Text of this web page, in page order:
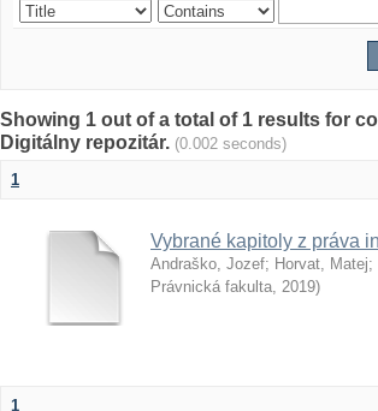
Showing 1 out of a total of 1 results for
Digitálny repozitár. (0.002 seconds)
1
Vybrané kapitoly z práva
Andraško, Jozef; Horvat, Matej;
Právnická fakulta, 2019)
1